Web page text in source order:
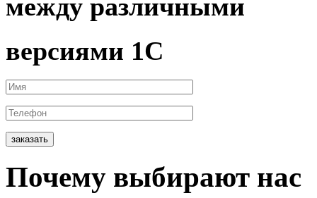
между различными
версиями 1С
заказать
Почему выбирают нас